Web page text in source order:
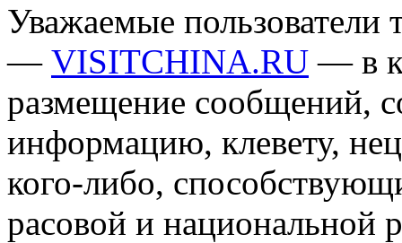
Уважаемые пользователи
— VISITCHINA.RU — в
размещение сообщений,
информацию, клевету,
кого-либо,
расовой и национальной